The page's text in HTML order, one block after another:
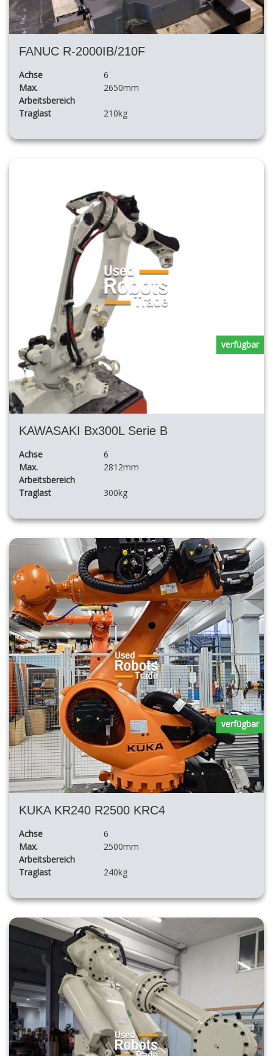
FANUC R-2000IB/210F
Achse
6
Max.
Arbeitsbereich
2650mm
Traglast 210kg
KAWASAKI Bx300L Serie B
Achse
6
Max.
Arbeitsbereich
2812mm
Traglast 300kg
verfügbar
KUKA KR240 R2500 KRC4
Achse
6
Max.
Arbeitsbereich
2500mm
Traglast 240kg
verfügbar